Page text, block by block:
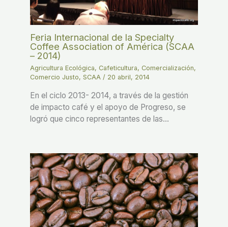
Feria Internacional de la Specialty
Coffee Association of América (SCAA
– 2014)
Agricultura Ecológica, Cafeticultura, Comercialización,
Comercio Justo, SCAA / 20 abril, 2014
En el ciclo 2013- 2014, a través de la gestión
de impacto café y el apoyo de Progreso, se
logró que cinco representantes de las…